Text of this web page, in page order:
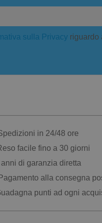
sulla Privacy riguardo
in 24/48 ore
facile fino a 30 giorni
anni di garanzia diretta
Pagamento alla consegna
punti ad ogni